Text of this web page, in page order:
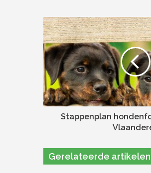
Stappenplan
Gerelateerde artikelen